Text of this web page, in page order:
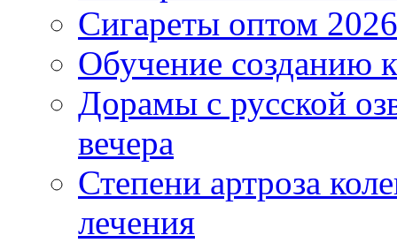
Сигареты оптом
Обучение созданию
Дорамы с русской
вечера
Степени артроза
лечения